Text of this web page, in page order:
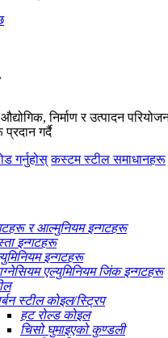
निर्माण र उत्पादन
गर्दै
गर्नुहोस् कस्टम स्टील समाधानहरू
र आल्मुनियम इन्गटहरू
इन्गटहरू
इन्गटहरू
एल्युमिनियम जिंक इन्गटहरू
स्टील कोइल/स्ट्रिप
हट रोल्ड कोइल
चिसो घुमाइएको कुण्डली